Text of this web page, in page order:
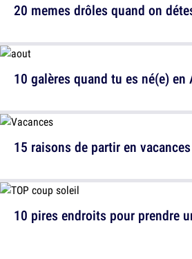
20 memes drôles quand on
15 raisons de partir en
10 galères quand tu es né(e) en
10 pires endroits pour prendre